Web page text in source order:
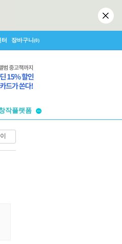
터 장바구니(0)
창작플랫폼
비컨티뉴드